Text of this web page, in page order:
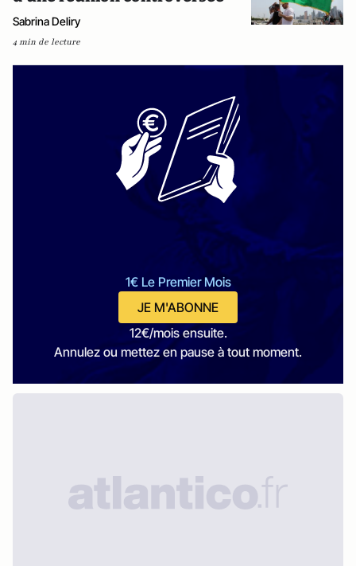
Sabrina Deliry
4 min de lecture
1€ Le Premier Mois
JE M'ABONNE
12€/mois ensuite.
Annulez ou mettez en pause à tout moment.